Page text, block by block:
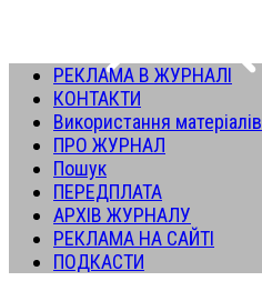
РЕКЛАМА В ЖУРНАЛІ
КОНТАКТИ
Використання матеріалів
ПРО ЖУРНАЛ
Пошук
ПЕРЕДПЛАТА
АРХІВ ЖУРНАЛУ
РЕКЛАМА НА САЙТІ
ПОДКАСТИ